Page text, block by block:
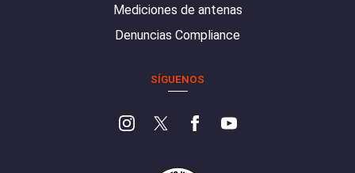
Mediciones de antenas
Denuncias Compliance
SÍGUENOS